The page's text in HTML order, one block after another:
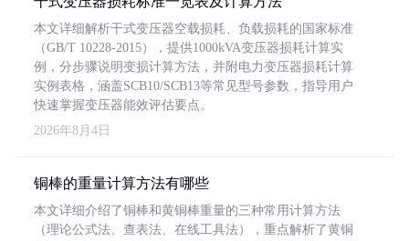
本文详细解析干式变压器空载损耗、负载损耗的国家标准
（GB/T 10228-2015），提供1000kVA变压器损耗计算实
例，分步骤说明变损计算方法，并附电力变压器损耗计算
实例表格，涵盖SCB10/SCB13等常见型号参数，指导用户
快速掌握变压器能效评估要点。
2026年8月4日
铜棒的重量计算方法有哪些
本文详细介绍了铜棒和黄铜棒重量的三种常用计算方法
（理论公式法、查表法、在线工具法），重点解析了黄铜